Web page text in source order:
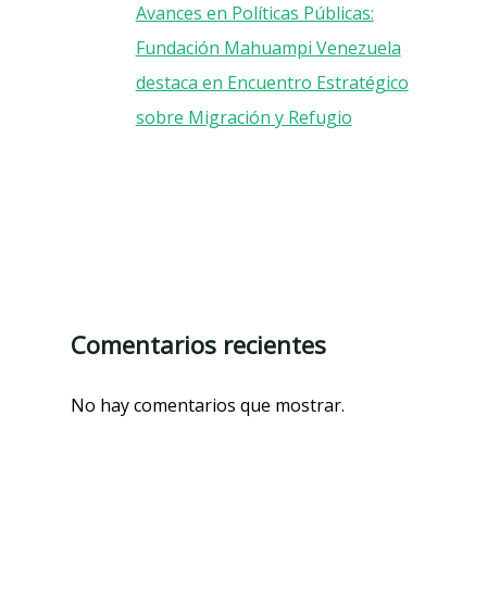
Avances en Políticas Públicas:
Fundación Mahuampi Venezuela
destaca en Encuentro Estratégico
sobre Migración y Refugio
Comentarios recientes
No hay comentarios que mostrar.